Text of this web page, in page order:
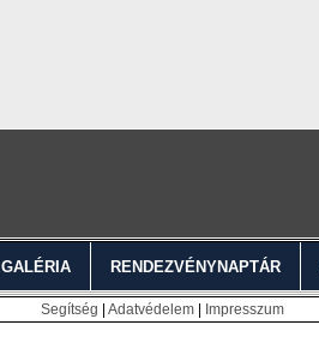
GALÉRIA RENDEZVÉNYNAPTÁR
Segítség Adatvédelem| Impresszum